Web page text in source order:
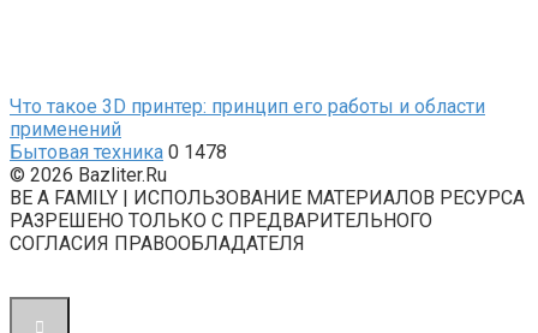
Что такое 3D принтер: принцип его работы и области
применений
Бытовая техника 0 1478
© 2026 Bazliter.Ru
BE A FAMILY | ИСПОЛЬЗОВАНИЕ МАТЕРИАЛОВ РЕСУРСА
РАЗРЕШЕНО ТОЛЬКО С ПРЕДВАРИТЕЛЬНОГО
СОГЛАСИЯ ПРАВООБЛАДАТЕЛЯ